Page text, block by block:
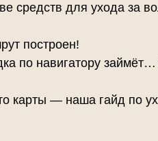
средств для ухода за
построен!
по навигатору
карты — наша гайд по